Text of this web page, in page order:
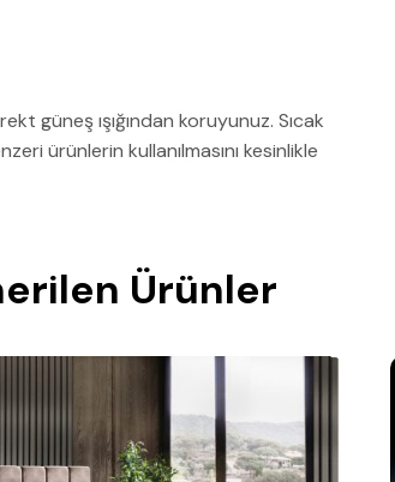
güneş ışığından koruyunuz. Sıcak
ürünlerin kullanılmasını kesinlikle
Ürünler